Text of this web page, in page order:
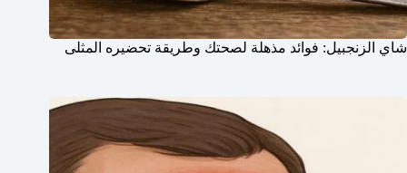
شاي الزنجبيل: فوائد مذهلة لصحتك وطريقة تحضيره المثلى